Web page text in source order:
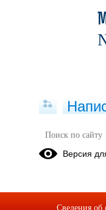
Иная Версия
Сведения об